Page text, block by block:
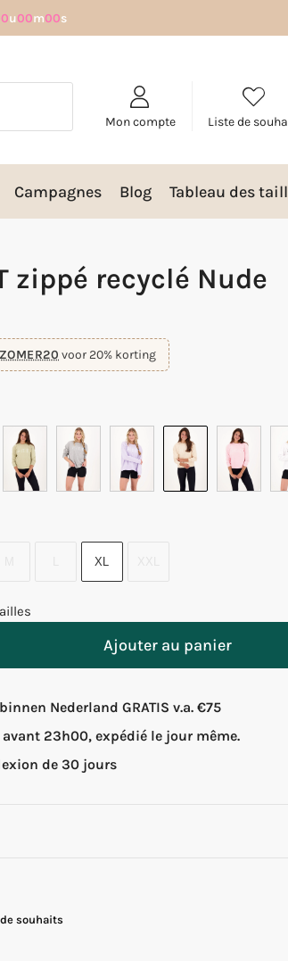
u00m00s
Mon compte Liste de
Campagnes Blog Tableau des
zippé recyclé Nude
ZOMER20 voor 20% korting
XL
Ajouter au panier
Nederland GRATIS v.a. €75
23h00, expédié le jour même.
de 30 jours
souhaits